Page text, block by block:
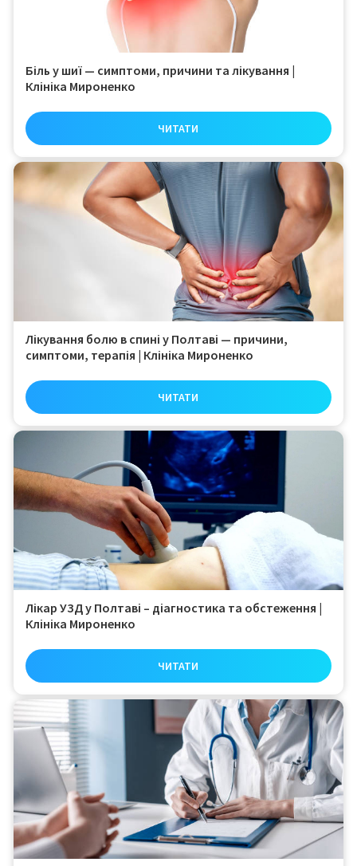
Біль у шиї — симптоми, причини та лікування |
Клініка Мироненко
ЧИТАТИ
Лікування болю в спині у Полтаві — причини,
симптоми, терапія | Клініка Мироненко
ЧИТАТИ
Лікар УЗД у Полтаві – діагностика та обстеження |
Клініка Мироненко
ЧИТАТИ